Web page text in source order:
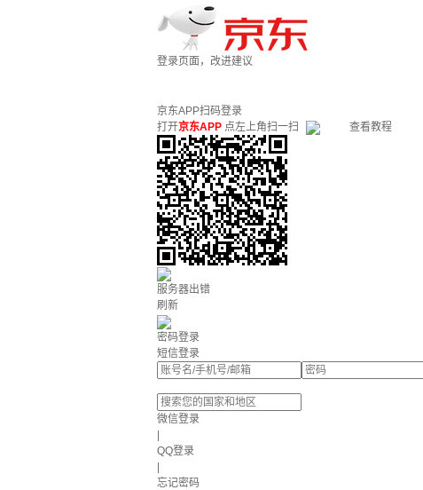
登录页面，改进建议
京东APP扫码登录
打开京东APP 点左上角扫一扫 查看教程
服务器出错
刷新
密码登录
短信登录
微信登录
QQ登录
忘记密码